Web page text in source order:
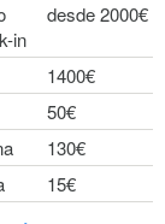
in
desde 2000€
1400€
50€
130€
15€